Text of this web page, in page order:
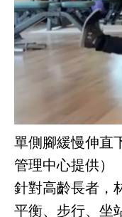
單側腳緩慢伸直
管理中心提供）
針對高齡長者，
平衡、步行、坐